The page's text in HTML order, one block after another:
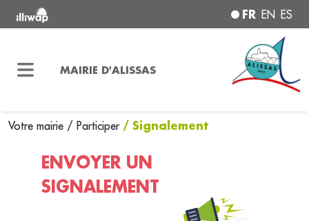
FR EN ES
MAIRIE D'ALISSAS
Votre mairie / Participer / Signalement
ENVOYER UN
SIGNALEMENT